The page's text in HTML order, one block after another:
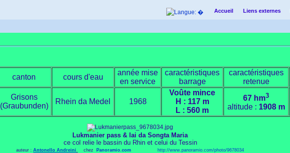
Accueil Liens externes
canton cours d'eau
année mise
en service
caractéristiques
barrage
caractéristiques
retenue
Grisons
(Graubunden)
Rhein da Medel 1968
Voûte mince
H : 117 m
L : 560 m
67 hm3
altitude : 1908 m
Lukmanier pass & lai da Songta Maria
ce col relie le bassin du Rhin et celui du Tessin
auteur : Antonello Andreini chez Panoramio.com http://www.panoramio.com/photo/9678034